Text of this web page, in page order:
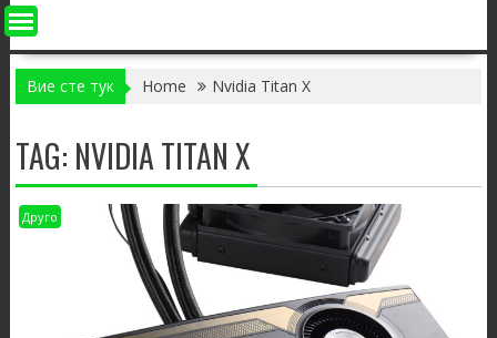
Вие сте тук Home Nvidia Titan X
TAG: NVIDIA TITAN X
Друго